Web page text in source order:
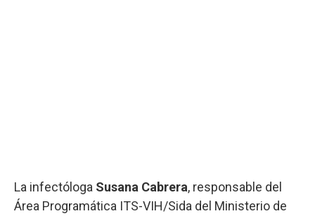
La infectóloga Susana Cabrera, responsable del
Área Programática ITS-VIH/Sida del Ministerio de